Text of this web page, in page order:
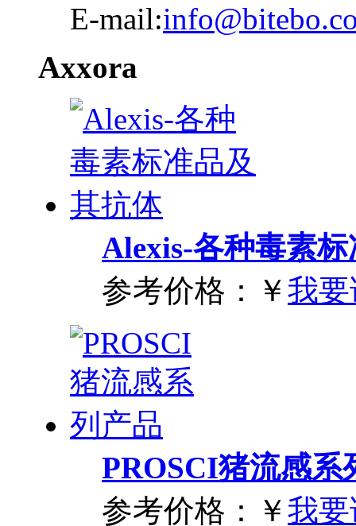
E-mail:
Axxora
Alexis-各种毒素
参考价格：
￥我
PROSCI猪流感系
参考价格：
￥我